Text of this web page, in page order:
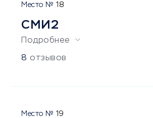
18
СМИ2
Подробнее
8 отзывов
19